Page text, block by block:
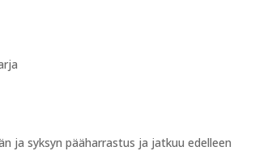
ja syksyn pääharrastus ja jatkuu edelleen